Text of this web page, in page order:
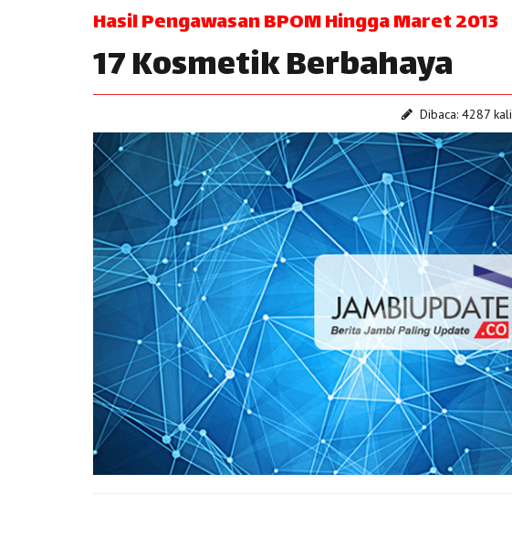
Hasil Pengawasan BPOM Hingga Maret 2013
17 Kosmetik Berbahaya
Dibaca: 4287 kali